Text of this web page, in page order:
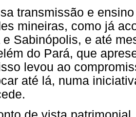
transmissão e
mineiras, como já
e Sabinópolis, e até
do Pará, que
levou ao
até lá, numa